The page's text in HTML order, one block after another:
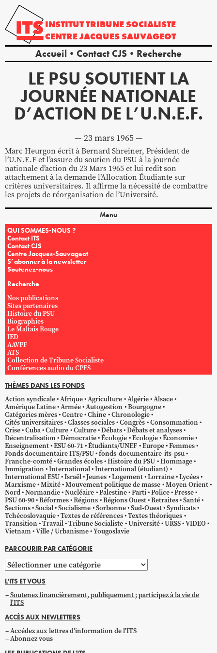
INSTITUTTRIBUNE SOCIALISTE
CENTREJACQUES SAUVAGEOT
Accueil Contact CJS Recherche
LE PSU SOUTIENT LA
JOURNÉE NATIONALE
D’ACTION DE L’U.N.E.F.
23 mars 1965
Marc Heurgon écrit à Bernard Shreiner, Président de
l’U.N.E.F et l’assure du soutien du PSU à la journée
nationale d’action du 23 Mars 1965 et lui redit son
attachement à la demande l’Allocation Étudiante sur
critères universitaires. Il affirme la nécessité de combattre
les projets de réorganisation de l’Université.
Menu
QUI SOMMES-NOUS ?
Contact ITS
Contact CJS
Centre Jacques-Sauvageot
S’abonner à la newsletter
Soutenez-nous
Recherche
Nos publications
Sites partenaires
Histoire du PSU
Biographies
Le Maltais Rouge
IED
AAVPF
ATS
Collection de Tribune Socialiste
Conférences audio du CPFS
THÈMES DANS LES FONDS
Action syndicale Afrique Agriculture Algérie Alsace
Amérique Latine Armée Autogestion
Bourgogne
Catégories mères Centre Chine Chronologie
Cités universitaires Classes sociales Congrès Consommation
Crise Cuba Culture Culture Débats Débats et analyses
Décentralisation Démocratie Écologie Ecologie Économie
Enseignement ESU 60-71 Étudiants/UNEF Europe Femmes
Fonds documentaire ITS/PSU fonds-documentaire-its-psu
Franche-comté Grandes écoles Histoire du PSU Hommage
Immigration International International (étudiant)
International ESU Israël Jeunes Logement Lorraine Lycées
Marxisme Mixité Mouvement politique de masse Moyen Orient
Nord Normandie Nucléaire Palestine Parti Police Presse
PSU 60-90 Réformes Régions Régions Ouest Retraites Santé
Sections Social Socialisme Sorbonne Sud-Ouest Syndicats
Tchécoslovaquie Textes de références Textes théoriques
Transition Travail Tribune Socialiste Université URSS VIDEO
Vietnam Ville / Urbanisme Yougoslavie
PARCOURIR PAR CATÉGORIE
Parcourir
par
catégorie
L'ITS ET VOUS
Soutenez financièrement, publiquement ; participez à la vie de
l'ITS
ACCÈS AUX NEWLETTERS
Accédez aux lettres d'information de l'ITS
Abonnez vous